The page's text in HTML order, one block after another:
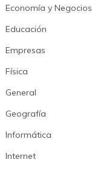
Economía y Negocios
Educación
Empresas
Física
General
Geografía
Informática
Internet